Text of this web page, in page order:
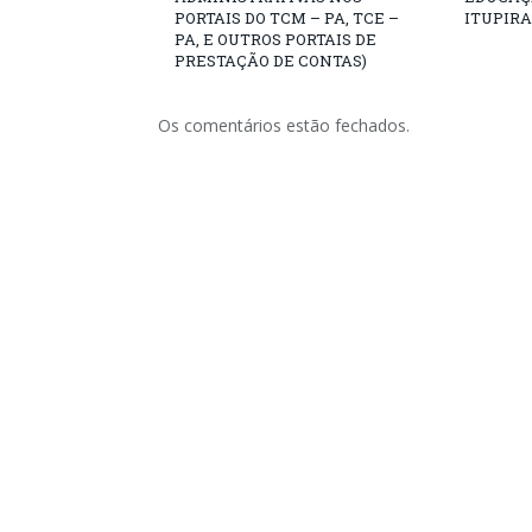
PORTAIS DO TCM – PA, TCE –
PA, E OUTROS PORTAIS DE
PRESTAÇÃO DE CONTAS)
Os comentários estão fechados.